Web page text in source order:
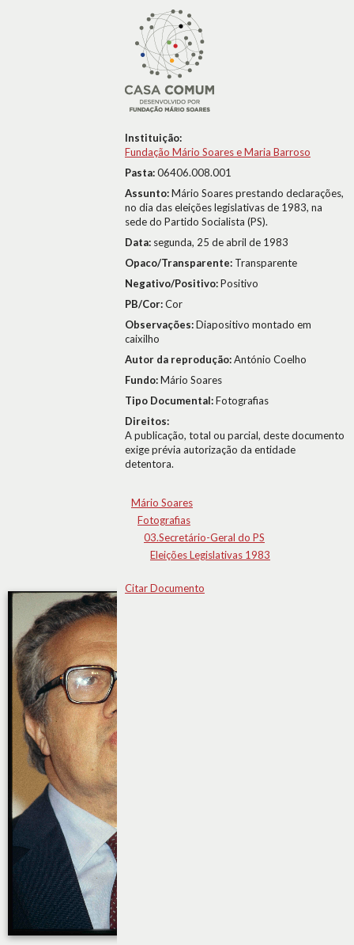
Instituição:
Fundação Mário Soares e Maria Barroso
Pasta:06406.008.001
Assunto:Mário Soares prestando declarações,
no dia das eleições legislativas de 1983, na
sede do Partido Socialista (PS).
Data: segunda, 25 de abril de 1983
Opaco/Transparente: Transparente
Negativo/Positivo:Positivo
PB/Cor:Cor
Observações:Diapositivo montado em
caixilho
Autor da reprodução:António Coelho
Fundo:Mário Soares
Tipo Documental:Fotografias
Direitos:
A publicação, total ou parcial, deste documento
exige prévia autorização da entidade
detentora.
Mário Soares
Fotografias
03.Secretário-Geral do PS
Eleições Legislativas 1983
Citar Documento